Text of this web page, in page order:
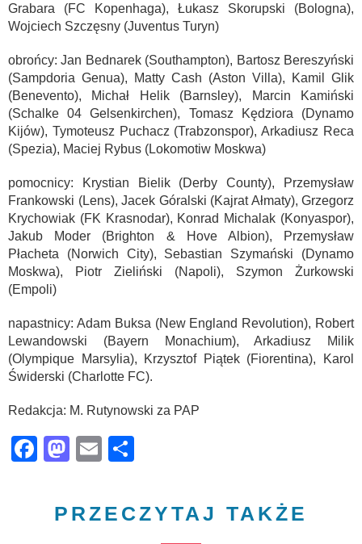
Grabara (FC Kopenhaga), Łukasz Skorupski (Bologna),
Wojciech Szczęsny (Juventus Turyn)
obrońcy: Jan Bednarek (Southampton), Bartosz Bereszyński
(Sampdoria Genua), Matty Cash (Aston Villa), Kamil Glik
(Benevento), Michał Helik (Barnsley), Marcin Kamiński
(Schalke 04 Gelsenkirchen), Tomasz Kędziora (Dynamo
Kijów), Tymoteusz Puchacz (Trabzonspor), Arkadiusz Reca
(Spezia), Maciej Rybus (Lokomotiw Moskwa)
pomocnicy: Krystian Bielik (Derby County), Przemysław
Frankowski (Lens), Jacek Góralski (Kajrat Ałmaty), Grzegorz
Krychowiak (FK Krasnodar), Konrad Michalak (Konyaspor),
Jakub Moder (Brighton & Hove Albion), Przemysław
Płacheta (Norwich City), Sebastian Szymański (Dynamo
Moskwa), Piotr Zieliński (Napoli), Szymon Żurkowski
(Empoli)
napastnicy: Adam Buksa (New England Revolution), Robert
Lewandowski (Bayern Monachium), Arkadiusz Milik
(Olympique Marsylia), Krzysztof Piątek (Fiorentina), Karol
Świderski (Charlotte FC).
Redakcja: M. Rutynowski za PAP
Facebook
Mastodon
Email
PRZECZYTAJ TAKŻE